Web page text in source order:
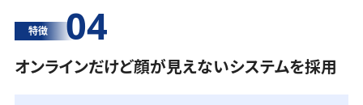
特徴 04
オンラインだけど顔が見えないシステムを採用